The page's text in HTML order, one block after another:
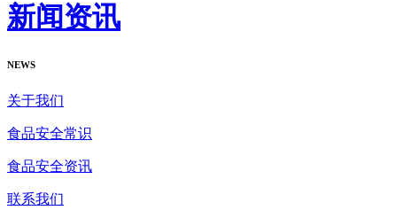
新闻资讯
NEWS
关于我们
食品安全常识
食品安全资讯
联系我们